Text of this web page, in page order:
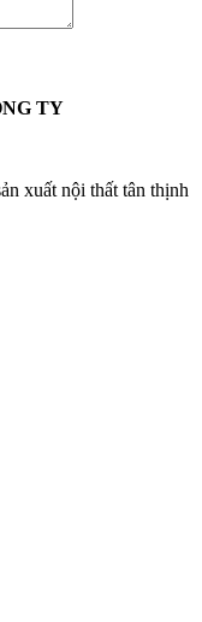
TY
xuất nội thất tân thịnh